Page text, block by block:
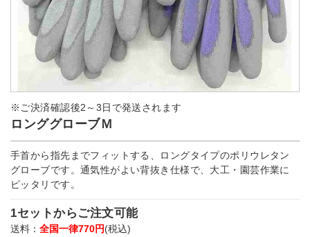
※ご決済確認後2～3日で発送されます
ロンググローブＭ
手首から指先までフィットする、ロングタイプのポリウレタン
グローブです。通気性がよい背抜き仕様で、大工・園芸作業に
ピッタリです。
1セットからご注文可能
送料： 全国一律770円(税込)